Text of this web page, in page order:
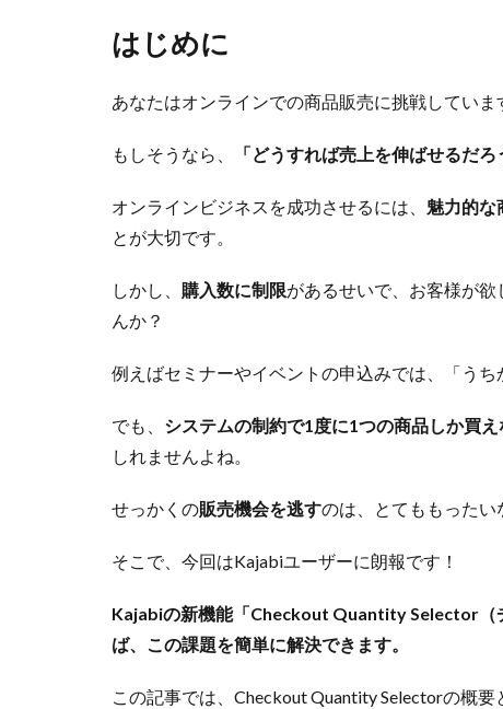
はじめに
あなたはオンラインでの商品販売に挑戦していま
もしそうなら、 「どうすれば売上を伸ばせるだろ
オンラインビジネスを成功させるには、 魅力的な
とが大切です。
しかし、 購入数に制限があるせいで、お客様が
んか？
例えばセミナーやイベントの申込みでは、「う
でも、 システムの制約で1度に1つの商品しか買え
しれませんよね。
せっかくの販売機会を逃すのは、とてももったい
そこで、今回はKajabiユーザーに朗報です！
Kajabiの新機能「Checkout Quantity Selector（
ば、この課題を簡単に解決できます。
この記事では、Checkout Quantity Selectorの概要